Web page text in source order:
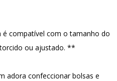
compatível com o tamanho do
ou ajustado. **
adora confeccionar bolsas e